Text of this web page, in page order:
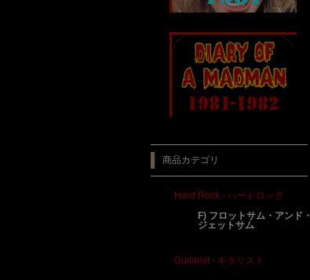
商品カテゴリ
Hard Rock - ハードロック
F) フロットサム・アンド・
ジェットサム
Guitarist - ギタリスト